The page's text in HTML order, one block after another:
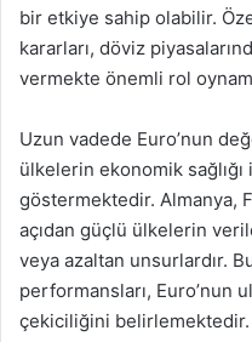
bir etkiye sahip olabilir.
kararları, döviz
vermekte önemli rol
Uzun vadede Euro’nun
ülkelerin ekonomik
göstermektedir. Almanya,
açıdan güçlü ülkelerin
veya azaltan unsurlardır.
performansları, Euro’nun
çekiciliğini belirlemektedir.